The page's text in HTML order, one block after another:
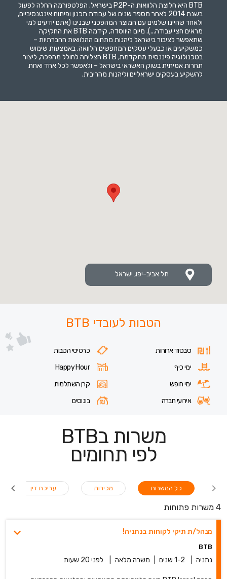
BTB היא חלוצת הלוואות ה-P2P בישראל. הפלטפורמה החלה לפעול
בשנת 2014 לאחר מספר שנים של עבודת תכנון ופיתוח אינטנסיביים,
ולאחר שהיינו שלמים עם המוצר המהפכני שבנינו (אתם יודעים למי
מראים חצי עבודה...). מיום היווסדה, קידמה BTB את החקיקה
שתאפשר לציבור בישראל ליהנות מתחום ההלוואות החברתיות –
כמשקיעים או כבעלי עסקים המחפשים הלוואה. באמצעות שימוש
בטכנולוגיה פיננסית מתקדמת, BTB הצליחה לחולל מהפכה, ליצור
תחרות אמיתית בשוק האשראי בישראל – ולאפשר לכל אחד ואחת
להשקיע בעסקים ישראליים וליהנות מהריבית.
תל אביב-יפו, ישראל
הטבות לעובדי BTB
סבסוד ארוחות
כרטיסי הטבות
ימי כיף
Happy Hour
ימי חופש
קרן השתלמות
אירועי חברה
בונוסים
משרות בBTB
לפי תחומים
עריכת דין מכירות כל המשרות
4 משרות פתוחות
מנהל/ת תיקי לקוחות בנתניה!
BTB
נתניה 1-2 שנים משרה מלאה לפני 20 שעות